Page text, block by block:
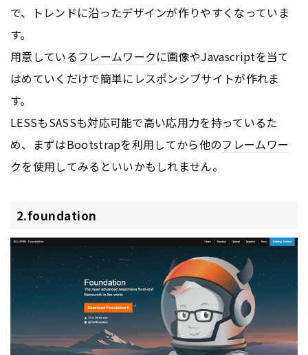
で、トレンドに沿ったデザインが作りやすくなっていま
す。
用意しているフレームワークに画像やJavascriptを当て
はめていくだけで簡単にレスポンシブサイトが作れま
す。
LESSもSASSも対応可能で高い応用力を持っているた
め、まずはBootstrapを利用してから他のフレームワー
クを使用してみるといいかもしれません。
2.foundation